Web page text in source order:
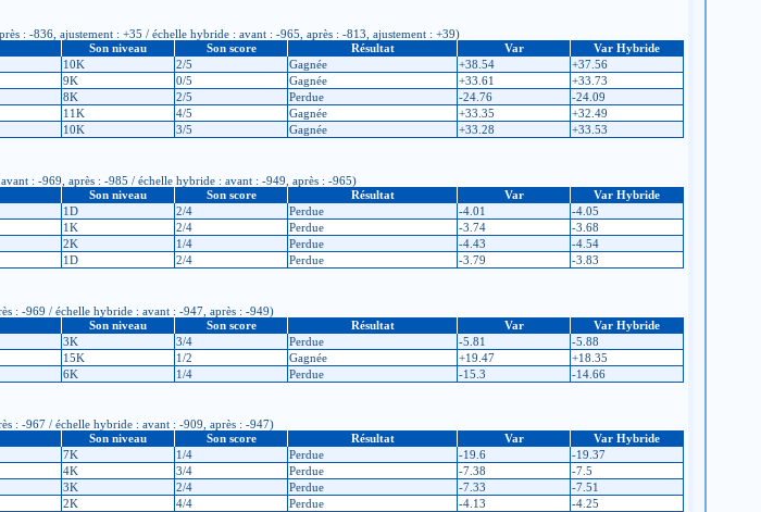
: -836, ajustement : +35 / échelle hybride : avant : -965, après : -813, ajustement : +39)
Son niveau Son score Résultat Var
Var Hybride
10K 2/5 Gagnée +38.54
+37.56
9K 0/5 Gagnée +33.61
+33.73
8K 2/5 Perdue -24.76
-24.09
11K 4/5 Gagnée +33.35
+32.49
10K 3/5 Gagnée +33.28 +33.53
: -969, après : -985 / échelle hybride : avant : -949, après : -965)
Son niveau Son score Résultat Var
Var Hybride
1D 2/4 Perdue -4.01
-4.05
1K 2/4 Perdue -3.74
-3.68
2K 1/4 Perdue -4.43
-4.54
1D 2/4 Perdue -3.79 -3.83
: -969 / échelle hybride : avant : -947, après : -949)
Son niveau Son score Résultat Var
Var Hybride
3K 3/4 Perdue -5.81
-5.88
15K 1/2 Gagnée +19.47
+18.35
6K 1/4 Perdue -15.3 -14.66
: -967 / échelle hybride : avant : -909, après : -947)
Son niveau Son score Résultat Var
Var Hybride
7K 1/4 Perdue -19.6
-19.37
4K 3/4 Perdue -7.38
-7.5
3K 2/4 Perdue -7.33
-7.51
2K 4/4 Perdue -4.13 -4.25